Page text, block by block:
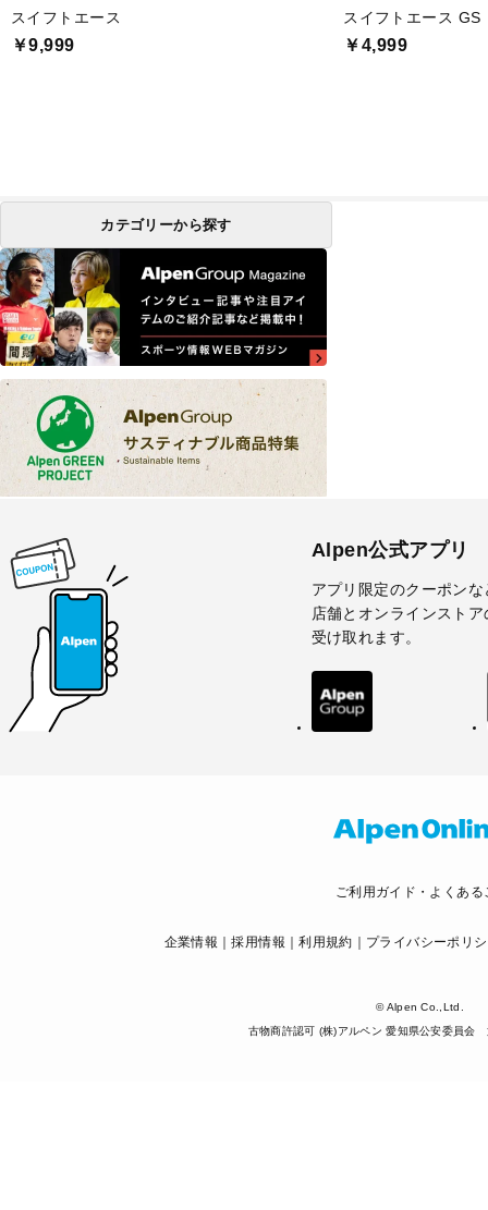
スイフトエース
￥9,999
スイフトエース GS
￥4,999
カテゴリーから探す
Alpen公式アプリ
アプリ限定のクーポンな
店舗とオンラインスト
受け取れます。
ご利用ガイド・よくある
企業情報 採用情報 利用規約 プライバシーポリ
© Alpen Co.,Ltd.
古物商許認可 (株)アルペン 愛知県公安委員